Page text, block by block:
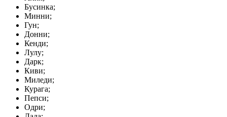
Бусинка;
Минни;
Гун;
Донни;
Кенди;
Лулу;
Дарк;
Киви;
Миледи;
Курага;
Пепси;
Одри;